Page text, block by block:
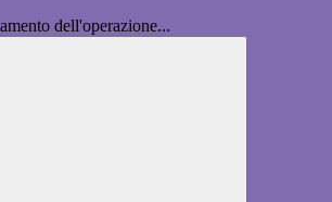
dell'operazione...